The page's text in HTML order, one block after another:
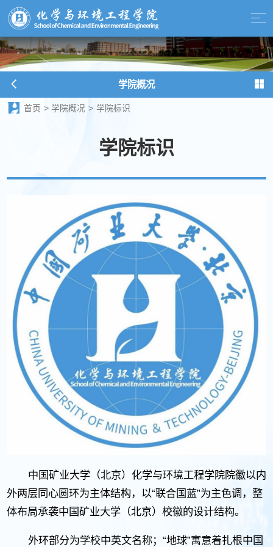
学院概况
首页 > 学院概况 > 学院标识
学院标识
中国矿业大学（北京）化学与环境工程学院院徽以内
外两层同心圆环为主体结构，以“联合国蓝”为主色调，整
体布局承袭中国矿业大学（北京）校徽的设计结构。
外环部分为学校中英文名称；“地球”寓意着扎根中国